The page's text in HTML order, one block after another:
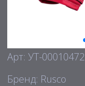
Арт: УТ-00010472
Бренд: Rusco